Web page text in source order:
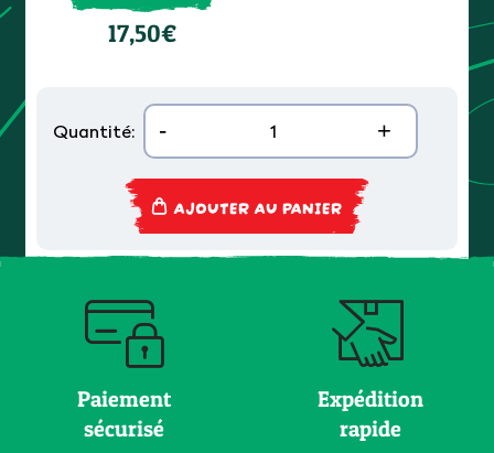
17,50€
Quantité: - +
AJOUTER AU PANIER
Paiement
sécurisé
Expédition
rapide